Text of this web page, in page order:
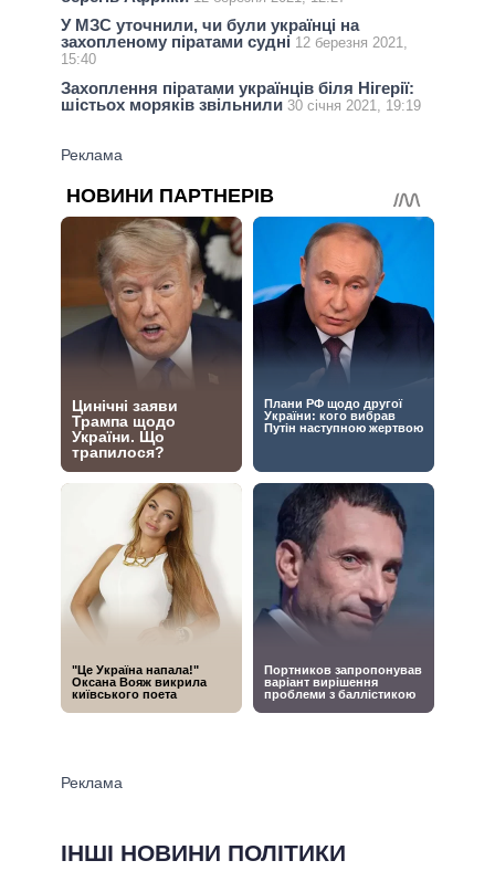
У МЗС уточнили, чи були українці на
захопленому піратами судні 12 березня 2021,
15:40
Захоплення піратами українців біля Нігерії:
шістьох моряків звільнили 30 січня 2021, 19:19
ІНШІ НОВИНИ ПОЛІТИКИ